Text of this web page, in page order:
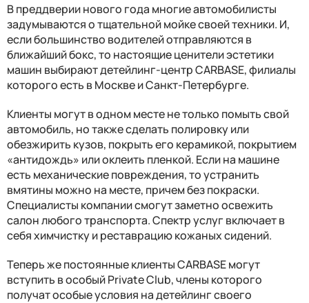
В преддверии нового года многие автомобилисты
задумываются о тщательной мойке своей техники. И,
если большинство водителей отправляются в
ближайший бокс, то настоящие ценители эстетики
машин выбирают детейлинг-центр CARBASE, филиалы
которого есть в Москве и Санкт-Петербурге.
Клиенты могут в одном месте не только помыть свой
автомобиль, но также сделать полировку или
обезжирить кузов, покрыть его керамикой, покрытием
«антидождь» или оклеить пленкой. Если на машине
есть механические повреждения, то устранить
вмятины можно на месте, причем без покраски.
Специалисты компании смогут заметно освежить
салон любого транспорта. Спектр услуг включает в
себя химчистку и реставрацию кожаных сидений.
Теперь же постоянные клиенты CARBASE могут
вступить в особый Private Club, члены которого
получат особые условия на детейлинг своего